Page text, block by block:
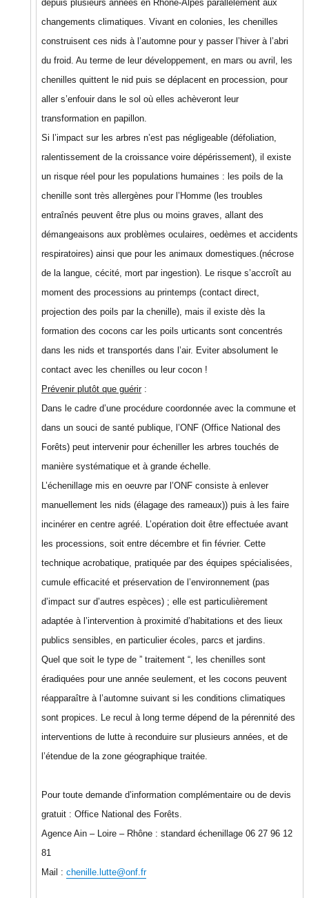
depuis plusieurs années en Rhône-Alpes parallèlement aux
changements climatiques. Vivant en colonies, les chenilles
construisent ces nids à l’automne pour y passer l’hiver à l’abri
du froid. Au terme de leur développement, en mars ou avril, les
chenilles quittent le nid puis se déplacent en procession, pour
aller s’enfouir dans le sol où elles achèveront leur
transformation en papillon.
Si l’impact sur les arbres n’est pas négligeable (défoliation,
ralentissement de la croissance voire dépérissement), il existe
un risque réel pour les populations humaines : les poils de la
chenille sont très allergènes pour l’Homme (les troubles
entraînés peuvent être plus ou moins graves, allant des
démangeaisons aux problèmes oculaires, oedèmes et accidents
respiratoires) ainsi que pour les animaux domestiques.(nécrose
de la langue, cécité, mort par ingestion). Le risque s’accroît au
moment des processions au printemps (contact direct,
projection des poils par la chenille), mais il existe dès la
formation des cocons car les poils urticants sont concentrés
dans les nids et transportés dans l’air. Eviter absolument le
contact avec les chenilles ou leur cocon !
Prévenir plutôt que guérir:
Dans le cadre d’une procédure coordonnée avec la commune et
dans un souci de santé publique, l’ONF (Office National des
Forêts) peut intervenir pour écheniller les arbres touchés de
manière systématique et à grande échelle.
L’échenillage mis en oeuvre par l’ONF consiste à enlever
manuellement les nids (élagage des rameaux)) puis à les faire
incinérer en centre agréé. L’opération doit être effectuée avant
les processions, soit entre décembre et fin février. Cette
technique acrobatique, pratiquée par des équipes spécialisées,
cumule efficacité et préservation de l’environnement (pas
d’impact sur d’autres espèces) ; elle est particulièrement
adaptée à l’intervention à proximité d’habitations et des lieux
publics sensibles, en particulier écoles, parcs et jardins.
Quel que soit le type de ” traitement “, les chenilles sont
éradiquées pour une année seulement, et les cocons peuvent
réapparaître à l’automne suivant si les conditions climatiques
sont propices. Le recul à long terme dépend de la pérennité des
interventions de lutte à reconduire sur plusieurs années, et de
l’étendue de la zone géographique traitée.
Pour toute demande d’information complémentaire ou de devis
gratuit : Office National des Forêts.
Agence Ain – Loire – Rhône : standard échenillage 06 27 96 12
81
Mail : chenille.lutte@onf.fr